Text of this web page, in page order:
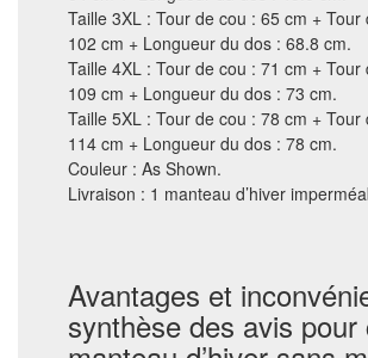
Taille 3XL : Tour de cou : 65 cm + Tour
102 cm + Longueur du dos : 68.8 cm.
Taille 4XL : Tour de cou : 71 cm + Tour
109 cm + Longueur du dos : 73 cm.
Taille 5XL : Tour de cou : 78 cm + Tour
114 cm + Longueur du dos : 78 cm.
Couleur : As Shown.
Livraison : 1 manteau d’hiver
Avantages et
synthèse des avis pour